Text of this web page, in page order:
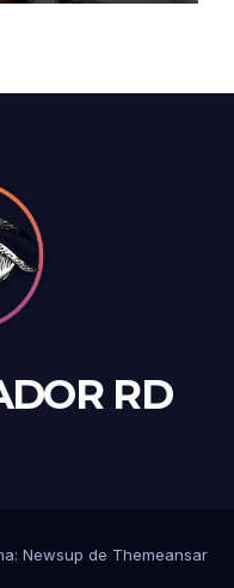
RD
Newsup de Themeansar